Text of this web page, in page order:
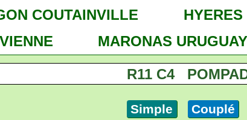
COUTAINVILLE
HYERES
MARONAS URUGUAY
R11 C4
Simple Couplé